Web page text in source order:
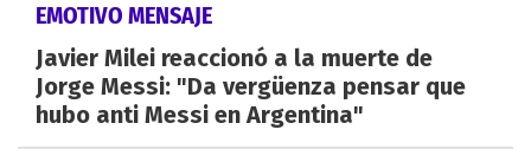
EMOTIVO MENSAJE
Javier Milei reaccionó a la muerte de
Jorge Messi: "Da vergüenza pensar que
hubo anti Messi en Argentina"